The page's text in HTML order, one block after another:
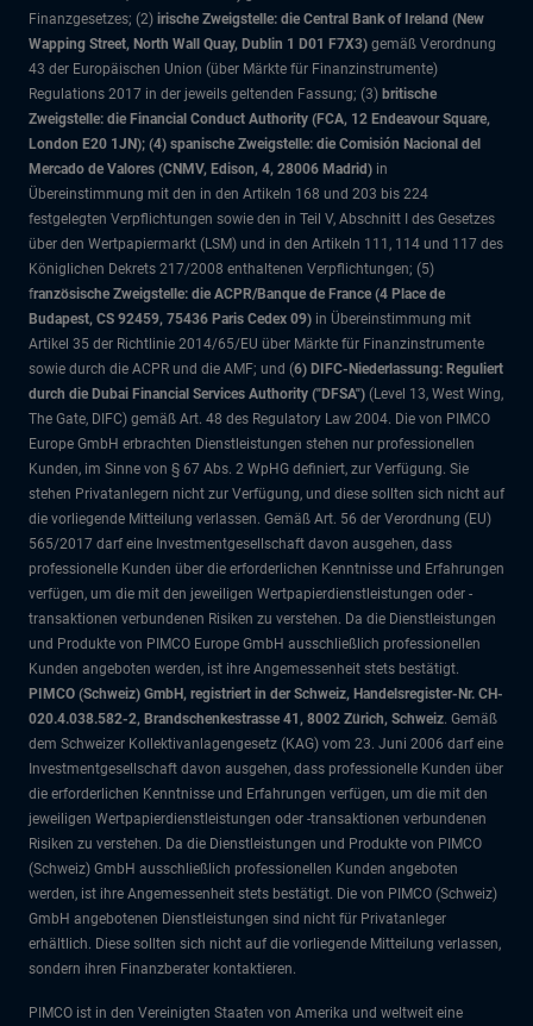
Finanzgesetzes; (2) irische Zweigstelle: die Central Bank of Ireland (New
Wapping Street, North Wall Quay, Dublin 1 D01 F7X3) gemäß Verordnung
43 der Europäischen Union (über Märkte für Finanzinstrumente)
Regulations 2017 in der jeweils geltenden Fassung; (3) britische
Zweigstelle: die Financial Conduct Authority (FCA, 12 Endeavour Square,
London E20 1JN); (4) spanische Zweigstelle: die Comisión Nacional del
Mercado de Valores (CNMV, Edison, 4, 28006 Madrid) in
Übereinstimmung mit den in den Artikeln 168 und 203 bis 224
festgelegten Verpflichtungen sowie den in Teil V, Abschnitt I des Gesetzes
über den Wertpapiermarkt (LSM) und in den Artikeln 111, 114 und 117 des
Königlichen Dekrets 217/2008 enthaltenen Verpflichtungen; (5)
französische Zweigstelle: die ACPR/Banque de France (4 Place de
Budapest, CS 92459, 75436 Paris Cedex 09) in Übereinstimmung mit
Artikel 35 der Richtlinie 2014/65/EU über Märkte für Finanzinstrumente
sowie durch die ACPR und die AMF; und (6) DIFC-Niederlassung: Reguliert
durch die Dubai Financial Services Authority ("DFSA") (Level 13, West Wing,
The Gate, DIFC) gemäß Art. 48 des Regulatory Law 2004. Die von PIMCO
Europe GmbH erbrachten Dienstleistungen stehen nur professionellen
Kunden, im Sinne von § 67 Abs. 2 WpHG definiert, zur Verfügung. Sie
stehen Privatanlegern nicht zur Verfügung, und diese sollten sich nicht auf
die vorliegende Mitteilung verlassen. Gemäß Art. 56 der Verordnung (EU)
565/2017 darf eine Investmentgesellschaft davon ausgehen, dass
professionelle Kunden über die erforderlichen Kenntnisse und Erfahrungen
verfügen, um die mit den jeweiligen Wertpapierdienstleistungen oder -
transaktionen verbundenen Risiken zu verstehen. Da die Dienstleistungen
und Produkte von PIMCO Europe GmbH ausschließlich professionellen
Kunden angeboten werden, ist ihre Angemessenheit stets bestätigt.
PIMCO (Schweiz) GmbH, registriert in der Schweiz, Handelsregister-Nr. CH-
020.4.038.582-2, Brandschenkestrasse 41, 8002 Zürich, Schweiz. Gemäß
dem Schweizer Kollektivanlagengesetz (KAG) vom 23. Juni 2006 darf eine
Investmentgesellschaft davon ausgehen, dass professionelle Kunden über
die erforderlichen Kenntnisse und Erfahrungen verfügen, um die mit den
jeweiligen Wertpapierdienstleistungen oder -transaktionen verbundenen
Risiken zu verstehen. Da die Dienstleistungen und Produkte von PIMCO
(Schweiz) GmbH ausschließlich professionellen Kunden angeboten
werden, ist ihre Angemessenheit stets bestätigt. Die von PIMCO (Schweiz)
GmbH angebotenen Dienstleistungen sind nicht für Privatanleger
erhältlich. Diese sollten sich nicht auf die vorliegende Mitteilung verlassen,
sondern ihren Finanzberater kontaktieren.
PIMCO ist in den Vereinigten Staaten von Amerika und weltweit eine